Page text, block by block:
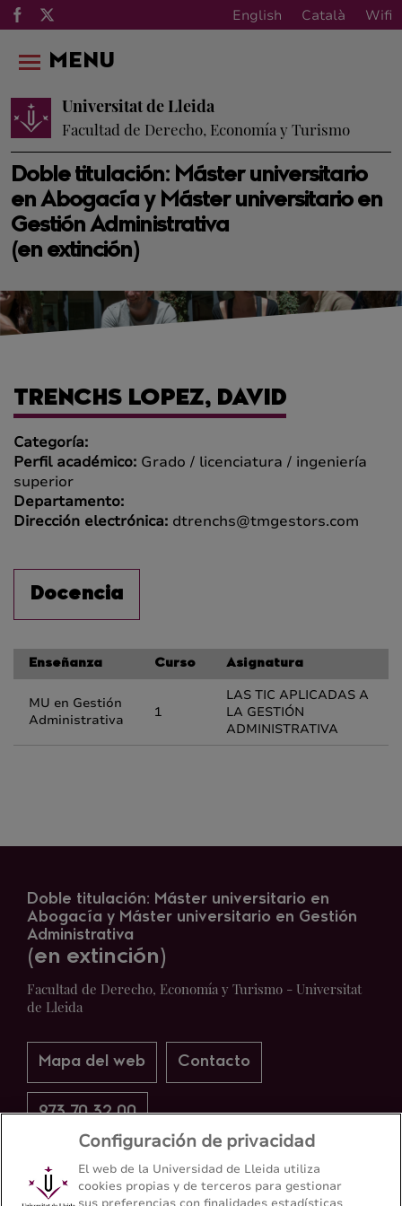
English Català Wifi
Doble titulación: Máster universitario
en Abogacía y Máster universitario en
Gestión Administrativa
(en extinción)
Universitat de Lleida
Facultad de Derecho, Economía y Turismo
MENU
TRENCHS LOPEZ, DAVID
Categoría:
Perfil académico: Grado / licenciatura / ingeniería
superior
Departamento:
Dirección electrónica: dtrenchs@tmgestors.com
Docencia
Enseñanza Curso Asignatura
MU en Gestión
Administrativa
1
LAS TIC APLICADAS A
LA GESTIÓN
ADMINISTRATIVA
Doble titulación: Máster universitario en
Abogacía y Máster universitario en Gestión
Administrativa
(en extinción)
Facultad de Derecho, Economía y Turismo - Universitat
de Lleida
Mapa del web Contacto
973 70 32 00
Configuración de privacidad
El web de la Universidad de Lleida utiliza
cookies propias y de terceros para gestionar